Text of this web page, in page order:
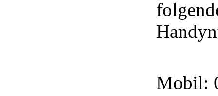
Mobil: